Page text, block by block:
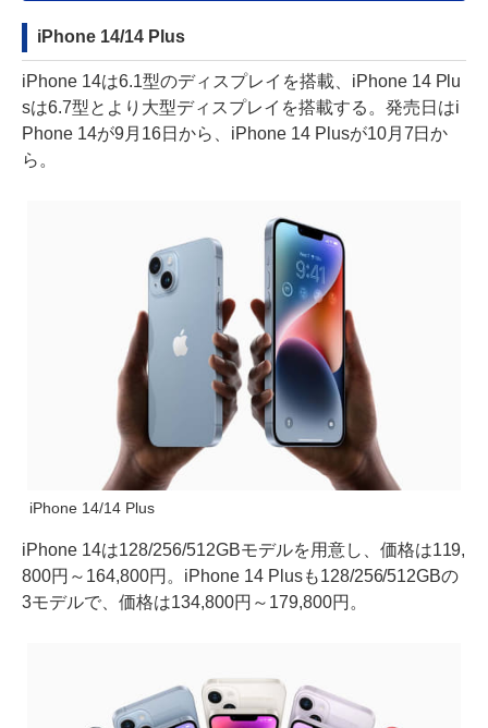
iPhone 14/14 Plus
iPhone 14は6.1型のディスプレイを搭載、iPhone 14 Plu
sは6.7型とより大型ディスプレイを搭載する。発売日はi
Phone 14が9月16日から、iPhone 14 Plusが10月7日か
ら。
iPhone 14/14 Plus
iPhone 14は128/256/512GBモデルを用意し、価格は119,
800円～164,800円。iPhone 14 Plusも128/256/512GBの
3モデルで、価格は134,800円～179,800円。